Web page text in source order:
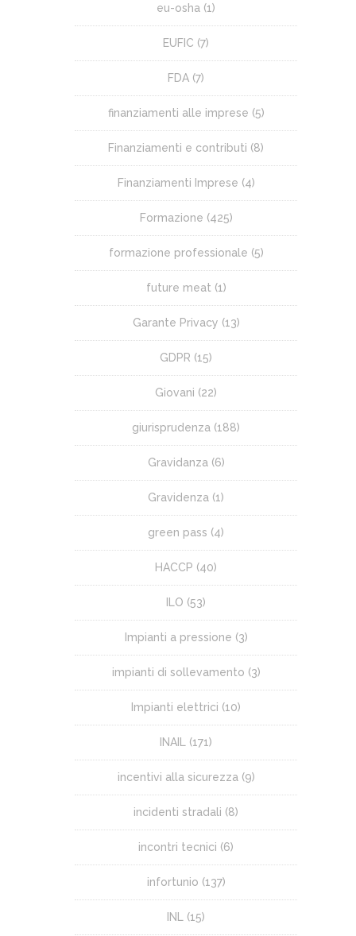
eu-osha (1)
EUFIC (7)
FDA (7)
finanziamenti alle imprese (5)
Finanziamenti e contributi (8)
Finanziamenti Imprese (4)
Formazione (425)
formazione professionale (5)
future meat (1)
Garante Privacy (13)
GDPR (15)
Giovani (22)
giurisprudenza (188)
Gravidanza (6)
Gravidenza (1)
green pass (4)
HACCP (40)
ILO (53)
Impianti a pressione (3)
impianti di sollevamento (3)
Impianti elettrici (10)
INAIL (171)
incentivi alla sicurezza (9)
incidenti stradali (8)
incontri tecnici (6)
infortunio (137)
INL (15)